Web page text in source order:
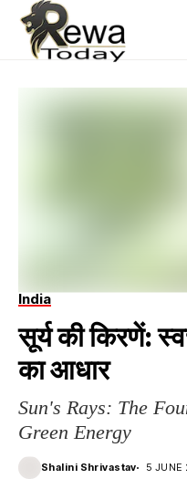
India
सूर्य की किरणें:
का आधार
Sun's Rays: The
Green Energy
Shalini Shrivastav 5 JUNE